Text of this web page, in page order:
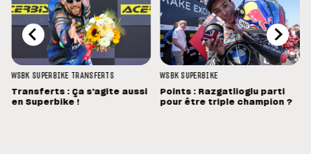
WSBK SUPERBIKE
TRANSFERTS
Transferts : Ça s'agite aussi
en Superbike !
WSBK SUPERBIKE
Points : Razgatlioglu parti
pour être triple champion ?